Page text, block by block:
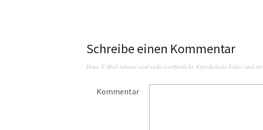
Schreibe einen Kommentar
Deine E-Mail-Adresse wird nicht veröffentlicht. Erforderliche Felder sind mit
Kommentar